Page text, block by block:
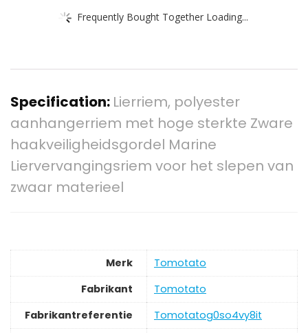
Frequently Bought Together Loading...
Specification: Lierriem, polyester
aanhangerriem met hoge sterkte Zware
haakveiligheidsgordel Marine
Liervervangingsriem voor het slepen van
zwaar materieel
Merk
‎Tomotato
Fabrikant
‎Tomotato
Fabrikantreferentie
‎Tomotatog0so4vy8it